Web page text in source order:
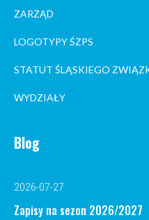
ZARZĄD
LOGOTYPY ŚZPS
STATUT ŚLĄSKIEGO
WYDZIAŁY
Blog
2026-07-27
Zapisy na sezon 2026/2027